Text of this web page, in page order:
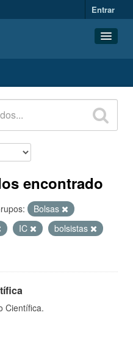
Entrar
encontrado
Bolsas
IC
bolsistas
Científica.